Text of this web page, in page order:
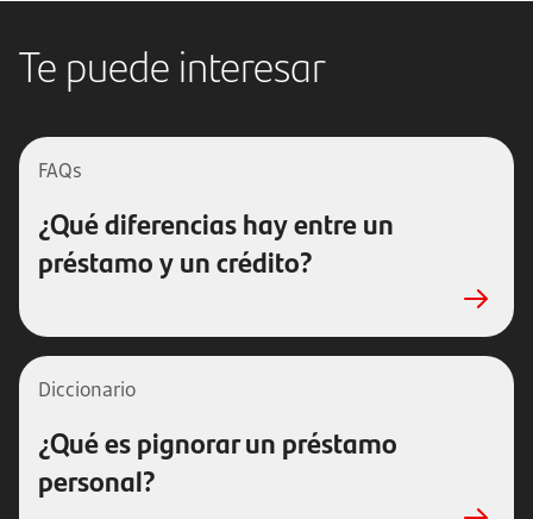
Te puede interesar
FAQs
¿Qué diferencias hay entre un
préstamo y un crédito?
Diccionario
¿Qué es pignorar un préstamo
personal?